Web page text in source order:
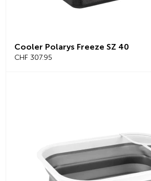
Cooler Polarys Freeze SZ 40
CHF 307.95